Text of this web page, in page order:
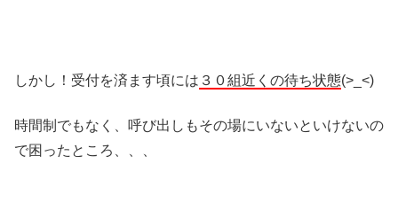
しかし！受付を済ます頃には ３０組近くの待ち状態(>_<)
時間制でもなく、呼び出しもその場にいないといけないの
で困ったところ、、、